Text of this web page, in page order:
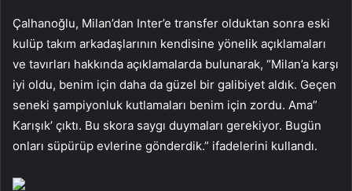
Çalhanoğlu, Milan’dan Inter’e transfer olduktan sonra eski
kulüp takım arkadaşlarının kendisine yönelik açıklamaları
ve tavırları hakkında açıklamalarda bulunarak, “Milan’a karşı
iyi oldu, benim için daha da güzel bir galibiyet aldık. Geçen
seneki şampiyonluk kutlamaları benim için zordu. Ama”
Karışık’ çıktı. Bu skora saygı duymaları gerekiyor. Bugün
onları süpürüp evlerine gönderdik.” ifadelerini kullandı.